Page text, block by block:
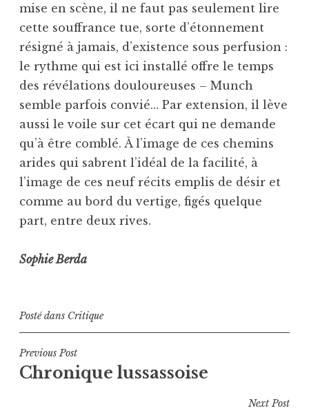
mise en scène, il ne faut pas seulement lire
cette souffrance tue, sorte d’étonnement
résigné à jamais, d’existence sous perfusion :
le rythme qui est ici installé offre le temps
des révélations douloureuses – Munch
semble parfois convié… Par extension, il lève
aussi le voile sur cet écart qui ne demande
qu’à être comblé. À l’image de ces chemins
arides qui sabrent l’idéal de la facilité, à
l’image de ces neuf récits emplis de désir et
comme au bord du vertige, figés quelque
part, entre deux rives.
Sophie Berda
Posté dans Critique
Navigation
de
Previous Post
Chronique lussassoise
Next Post